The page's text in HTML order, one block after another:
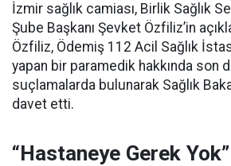
İzmir sağlık camiası, Birlik Sağlık
Şube Başkanı Şevket Özfiliz’in
Özfiliz, Ödemiş 112 Acil Sağlık
yapan bir paramedik hakkında son
suçlamalarda bulunarak Sağlık
davet etti.
“Hastaneye Gerek